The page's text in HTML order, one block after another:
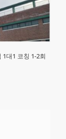
대1 코칭 1-2회